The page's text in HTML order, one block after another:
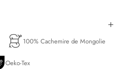
100% Cachemire de Mongolie
Oeko-Tex